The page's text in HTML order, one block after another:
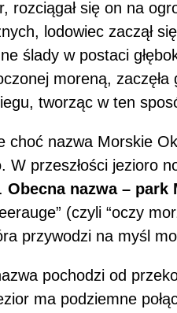
rozciągał się on na
lodowiec zaczął
ślady w postaci
moreną,
tworząc w ten
choć nazwa Morskie
W przeszłości jezioro
. Obecna nazwa – park
(czyli “oczy
przywodzi na myśl
pochodzi od
ma podziemne